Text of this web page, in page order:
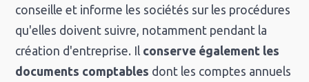
conseille et informe les sociétés sur les procédures
qu'elles doivent suivre, notamment pendant la
création d'entreprise. Il conserve également les
documents comptables dont les comptes annuels